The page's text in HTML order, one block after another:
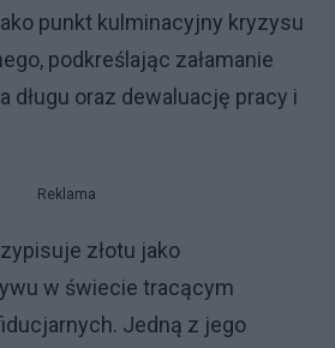
punkt kulminacyjny kryzysu
podkreślając załamanie
długu oraz dewaluację pracy i
Reklama
złotu jako
w świecie tracącym
Jedną z jego